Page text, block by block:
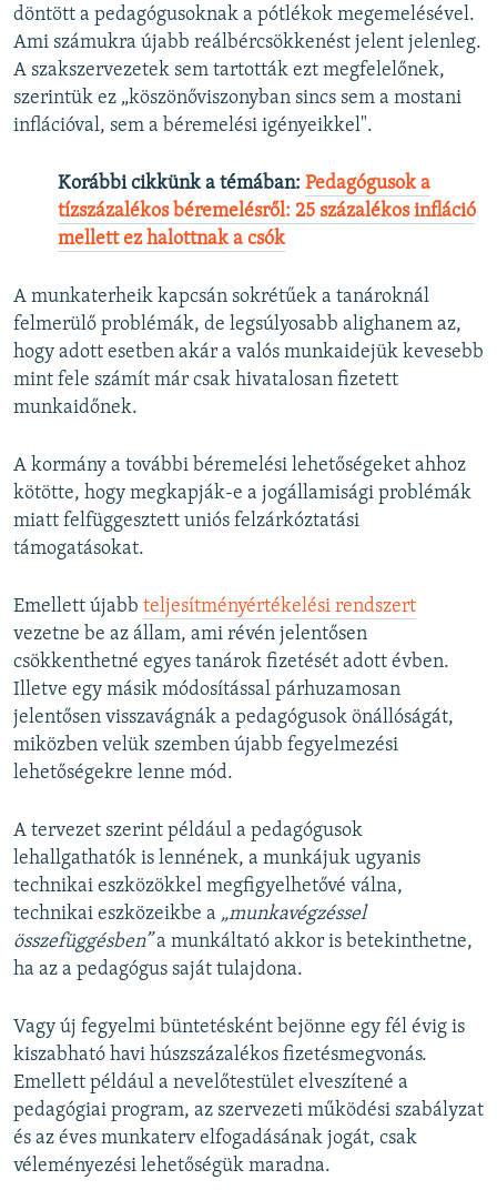
döntött a pedagógusoknak a pótlékok megemelésével.
Ami számukra újabb reálbércsökkenést jelent jelenleg.
A szakszervezetek sem tartották ezt megfelelőnek,
szerintük ez „​köszönőviszonyban sincs sem a mostani
inflációval, sem a béremelési igényeikkel".
Korábbi cikkünk a témában: Pedagógusok a
tízszázalékos béremelésről: 25 százalékos infláció
mellett ez halottnak a csók
A munkaterheik kapcsán sokrétűek a tanároknál
felmerülő problémák, de legsúlyosabb alighanem az,
hogy adott esetben akár a valós munkaidejük kevesebb
mint fele számít már csak hivatalosan fizetett
munkaidőnek.
A kormány a további béremelési lehetőségeket ahhoz
kötötte, hogy megkapják-e a jogállamisági problémák
miatt felfüggesztett uniós felzárkóztatási
támogatásokat.
Emellett újabb teljesítményértékelési rendszert
vezetne be az állam, ami révén jelentősen
csökkenthetné egyes tanárok fizetését adott évben.
Illetve egy másik módosítással párhuzamosan
jelentősen visszavágnák a pedagógusok önállóságát,
miközben velük szemben újabb fegyelmezési
lehetőségekre lenne mód.
A tervezet szerint például a pedagógusok
lehallgathatók is lennének, a munkájuk ugyanis
technikai eszközökkel megfigyelhetővé válna,
technikai eszközeikbe a „munkavégzéssel
összefüggésben”a munkáltató akkor is betekinthetne,
ha az a pedagógus saját tulajdona.
Vagy új fegyelmi büntetésként bejönne egy fél évig is
kiszabható havi húszszázalékos fizetésmegvonás.
Emellett például a nevelőtestület elveszítené a
pedagógiai program, az szervezeti működési szabályzat
és az éves munkaterv elfogadásának jogát, csak
véleményezési lehetőségük maradna.